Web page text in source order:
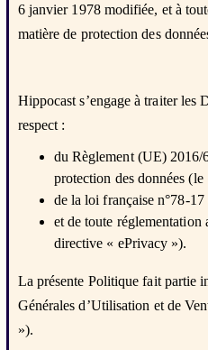
6 janvier 1978 modifiée, et à
matière de protection des
Hippocast s’engage à traiter les
respect :
du Règlement (UE)
protection des données (le
de la loi française n°78-
et de toute réglementation
directive « ePrivacy »).
La présente Politique fait partie
Générales d’Utilisation et de
»).